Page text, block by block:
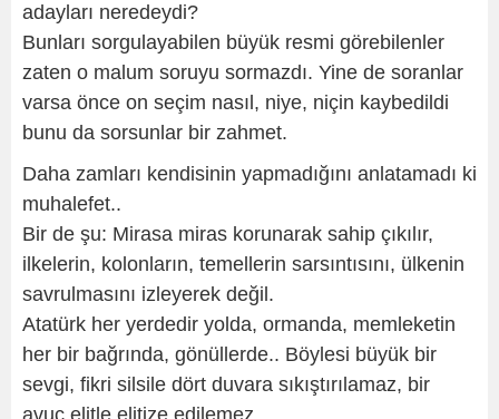
adayları neredeydi?
Bunları sorgulayabilen büyük resmi görebilenler
zaten o malum soruyu sormazdı. Yine de soranlar
varsa önce on seçim nasıl, niye, niçin kaybedildi
bunu da sorsunlar bir zahmet.
Daha zamları kendisinin yapmadığını anlatamadı ki
muhalefet..
Bir de şu: Mirasa miras korunarak sahip çıkılır,
ilkelerin, kolonların, temellerin sarsıntısını, ülkenin
savrulmasını izleyerek değil.
Atatürk her yerdedir yolda, ormanda, memleketin
her bir bağrında, gönüllerde.. Böylesi büyük bir
sevgi, fikri silsile dört duvara sıkıştırılamaz, bir
avuç elitle elitize edilemez.